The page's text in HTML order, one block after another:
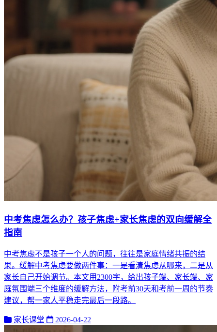
中考焦虑怎么办？孩子焦虑+家长焦虑的双向缓解全
指南
中考焦虑不是孩子一个人的问题，往往是家庭情绪共振的结
果。缓解中考焦虑要做两件事：一是看清焦虑从哪来，二是从
家长自己开始调节。本文用2300字，给出孩子端、家长端、家
庭氛围端三个维度的缓解方法，附考前30天和考前一周的节奏
建议，帮一家人平稳走完最后一段路。
家长课堂 2026-04-22